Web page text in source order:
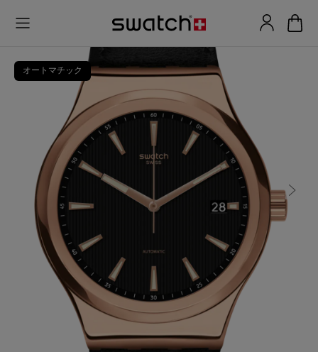
オートマチック